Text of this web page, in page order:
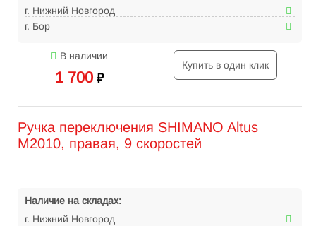
г. Нижний Новгород
г. Бор
В наличии
1 700 ₽
Купить в один клик
Ручка переключения SHIMANO Altus
M2010, правая, 9 скоростей
Наличие на складах:
г. Нижний Новгород